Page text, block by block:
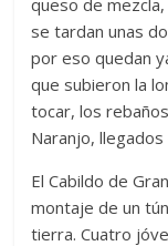
se tardan unas
por eso quedan
que subieron la
tocar, los
Naranjo,
El Cabildo de
montaje de un
tierra. Cuatro